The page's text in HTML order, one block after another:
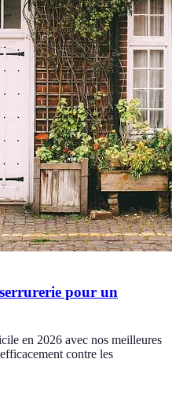
pour un
en 2026 avec nos meilleures
contre les